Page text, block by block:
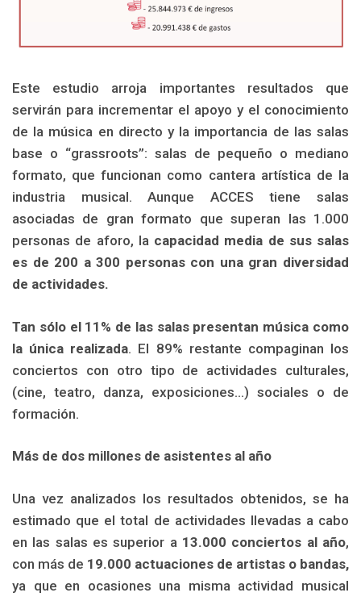
Este estudio arroja importantes resultados que
servirán para incrementar el apoyo y el conocimiento
de la música en directo y la importancia de las salas
base o “grassroots”: salas de pequeño o mediano
formato, que funcionan como cantera artística de la
industria musical. Aunque ACCES tiene salas
asociadas de gran formato que superan las 1.000
personas de aforo, la capacidad media de sus salas
es de 200 a 300 personas con una gran diversidad
de actividades.
Tan sólo el 11% de las salas presentan música como
la única realizada. El 89% restante compaginan los
conciertos con otro tipo de actividades culturales,
(cine, teatro, danza, exposiciones…) sociales o de
formación.
Más de dos millones de asistentes al año
Una vez analizados los resultados obtenidos, se ha
estimado que el total de actividades llevadas a cabo
en las salas es superior a 13.000 conciertos al año,
con más de 19.000 actuaciones de artistas o bandas,
ya que en ocasiones una misma actividad musical